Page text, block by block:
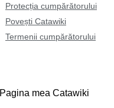
Protecția cumpărătorului
Povești Catawiki
Termenii cumpărătorului
Pagina mea Catawiki